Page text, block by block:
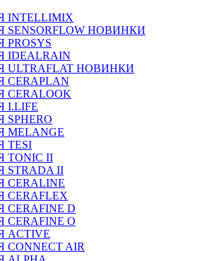
НОВИНКИ
ULTRAFLAT НОВИНКИ
I.LIFE
TESI
II
II
D
O
AIR